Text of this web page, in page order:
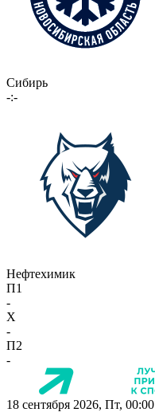
Сибирь
-:-
Нефтехимик
П1
-
X
-
П2
-
18 сентября 2026, Пт, 00:00